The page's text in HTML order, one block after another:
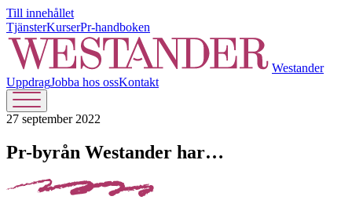
Till innehållet
TjänsterKurserPr-handboken
Westander
UppdragJobba hos ossKontakt
27 september 2022
Pr-byrån Westander har…